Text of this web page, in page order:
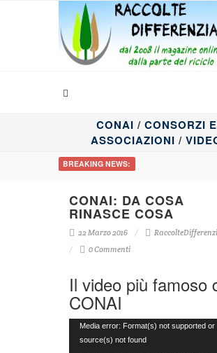
CONAI / CONSORZI E
ASSOCIAZIONI /
BREAKING NEWS:
CONAI: DA COSA
RINASCE COSA
22 Marzo 2016
0 Commenti
Il video più famoso
CONAI
Video
Player
Media error: Format(s) not supported or
source(s) not found